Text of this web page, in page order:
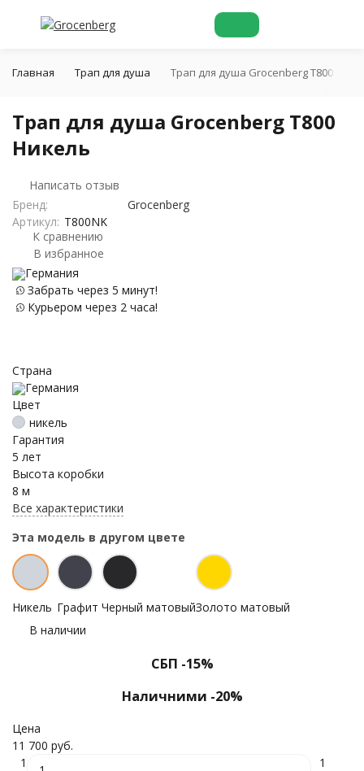
Главная Трап для душа Трап для душа Grocenberg T800
Трап для душа Grocenberg T800
Никель
Написать отзыв
Бренд:
Grocenberg
Артикул: T800NK
К сравнению
В избранное
Германия
Забрать через 5 минут!
Курьером через 2 часа!
Страна
Германия
Цвет
никель
Гарантия
5 лет
Высота коробки
8 м
Все характеристики
Эта модель в другом цвете
Никель Графит Черный матовыйЗолото матовый
В наличии
СБП -15%
Наличними -20%
Цена
11 700 руб.
1
1